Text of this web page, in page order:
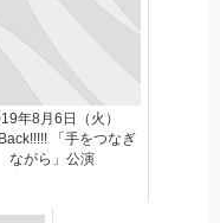
年8月6日（火）
「手をつなぎ
ながら」公演